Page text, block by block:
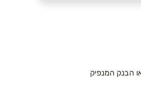
הבנק המנפיק